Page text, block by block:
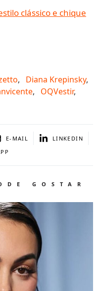
clássico e chique
, Diana Krepinsky,
, OQVestir,
E-MAIL
LINKEDIN
GOSTAR